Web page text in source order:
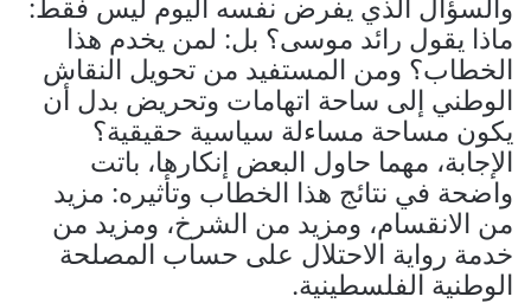
والسؤال الذي يفرض نفسه اليوم ليس فقط:
ماذا يقول رائد موسى؟ بل: لمن يخدم هذا
الخطاب؟ ومن المستفيد من تحويل النقاش
الوطني إلى ساحة اتهامات وتحريض بدل أن
يكون مساحة مساءلة سياسية حقيقية؟
الإجابة، مهما حاول البعض إنكارها، باتت
واضحة في نتائج هذا الخطاب وتأثيره: مزيد
من الانقسام، ومزيد من الشرخ، ومزيد من
خدمة رواية الاحتلال على حساب المصلحة
الوطنية الفلسطينية.